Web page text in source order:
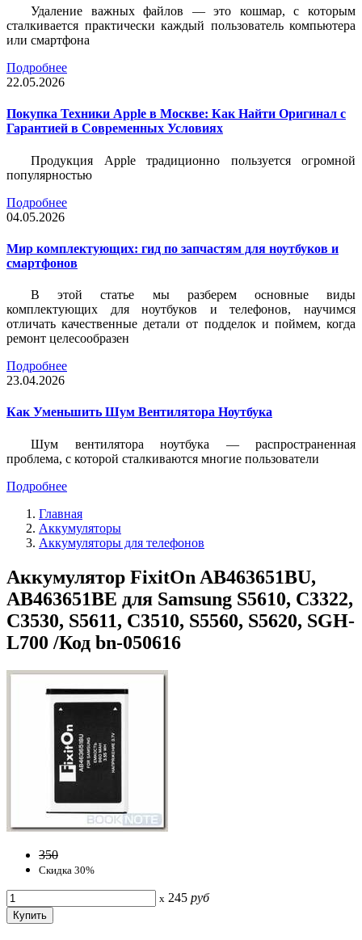
Удаление важных файлов — это кошмар, с которым
сталкивается практически каждый пользователь компьютера
или смартфона
Подробнее
22.05.2026
Покупка Техники Apple в Москве: Как Найти Оригинал с
Гарантией в Современных Условиях
Продукция Apple традиционно пользуется огромной
популярностью
Подробнее
04.05.2026
Мир комплектующих: гид по запчастям для ноутбуков и
смартфонов
В этой статье мы разберем основные виды
комплектующих для ноутбуков и телефонов, научимся
отличать качественные детали от подделок и поймем, когда
ремонт целесообразен
Подробнее
23.04.2026
Как Уменьшить Шум Вентилятора Ноутбука
Шум вентилятора ноутбука — распространенная
проблема, с которой сталкиваются многие пользователи
Подробнее
Главная
Аккумуляторы
Аккумуляторы для телефонов
Аккумулятор FixitOn AB463651BU,
AB463651BE для Samsung S5610, C3322,
C3530, S5611, C3510, S5560, S5620, SGH-
L700 /Код bn-050616
350
Скидка 30%
x 245 руб